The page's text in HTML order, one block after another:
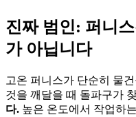
진짜 범인: 퍼니
가 아닙니다
고온 퍼니스가 단순히 물
것을 깨달을 때 돌파구가
다. 높은 온도에서 작업하